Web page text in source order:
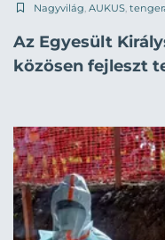
Nagyvilág AUKUS
Az Egyesült
közösen fejleszt